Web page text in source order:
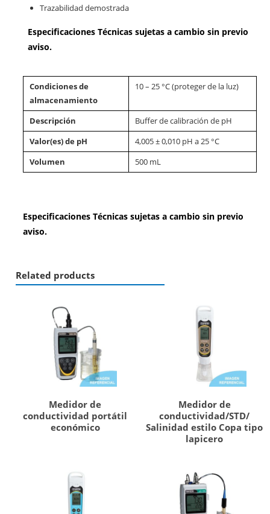
Trazabilidad demostrada
Especificaciones Técnicas sujetas a cambio sin previo
aviso.
Condiciones de
almacenamiento
10 – 25 °C (proteger de la luz)
Descripción
Buffer de calibración de pH
Valor(es) de pH
4,005 ± 0,010 pH a 25 °C
Volumen
500 mL
Especificaciones Técnicas sujetas a cambio sin previo
aviso.
Related products
Medidor de
conductividad portátil
económico
Medidor de
conductividad/STD/
Salinidad estilo Copa tipo
lapicero